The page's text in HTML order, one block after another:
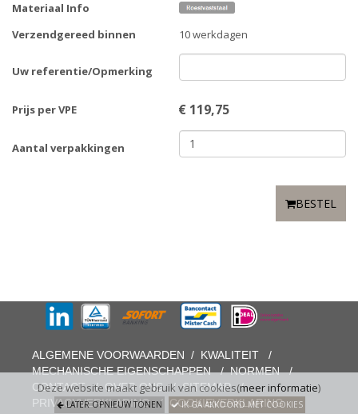
Materiaal Info
Verzendgereed binnen
10 werkdagen
Uw referentie/Opmerking
Prijs per VPE € 119,75
Aantal verpakkingen
BESTEL
Deze website maakt gebruik van cookies(meer informatie)
LATER OPNIEUW TONEN IK GA AKKOORD MET COOKIES
ALGEMENE VOORWAARDEN / KWALITEIT
/
MECHANISCHE EIGENSCHAPPEN/NORMEN/
CONTACT/OVER ONS/SITEMAP/
PRIVACYVERKLARING/ COOKIEVERKLARING